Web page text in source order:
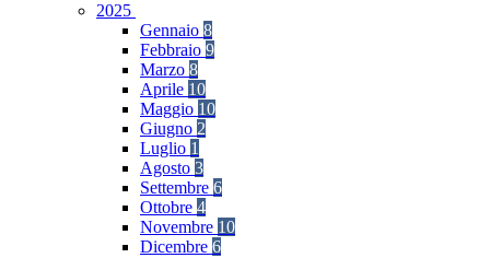
2025
Gennaio 8
Febbraio 9
Marzo 8
Aprile 10
Maggio 10
Giugno 2
Luglio 1
Agosto 3
Settembre 6
Ottobre 4
Novembre 10
Dicembre 6